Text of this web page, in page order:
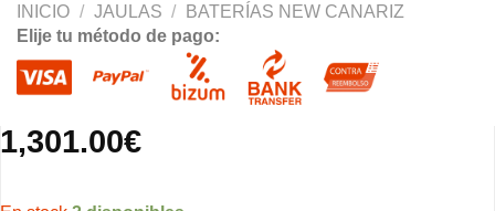
INICIO / JAULAS /
BATERÍAS NEW CANARIZ
Elije tu método de pago:
1,301.00€